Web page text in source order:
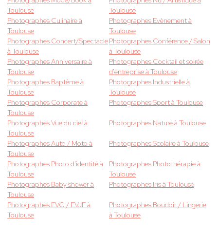
Toulouse
Toulouse
Photographes Culinaire à
Toulouse
Photographes Evènement à
Toulouse
Photographes Concert/Spectacle
à Toulouse
Photographes Conférence / Salon
à Toulouse
Photographes Anniversaire à
Toulouse
Photographes Cocktail et soirée
d'entreprise à Toulouse
Photographes Baptême à
Toulouse
Photographes Industrielle à
Toulouse
Photographes Corporate à
Toulouse
Photographes Sport à Toulouse
Photographes Vue du ciel à
Toulouse
Photographes Nature à Toulouse
Photographes Auto / Moto à
Toulouse
Photographes Scolaire à Toulouse
Photographes Photo d'identité à
Toulouse
Photographes Photothérapie à
Toulouse
Photographes Baby shower à
Toulouse
Photographes Iris à Toulouse
Photographes EVG / EVJF à
Toulouse
Photographes Boudoir / Lingerie
à Toulouse